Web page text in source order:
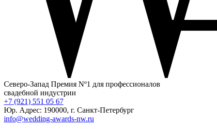
Северо-Запад Премия Nº1 для профессионалов
свадебной индустрии
+7 (921) 551 05 67
Юр. Адрес: 190000, г. Санкт-Петербург
info@wedding-awards-nw.ru